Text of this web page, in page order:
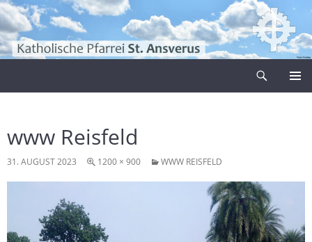
Zum
Inhalt
springen
www Reisfeld
31. AUGUST 2023 1200 × 900 WWW REISFELD